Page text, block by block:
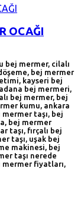
OCAĞI
bej mermer, cilalı
bej mermer
kayseri bej
bej mermeri,
bej mermer, bej
kumu, ankara
taşı, bej
bej mermer
taşı, fırçalı bej
taşı, uşak bej
makinesi, bej
taşı nerede
mermer fiyatları,